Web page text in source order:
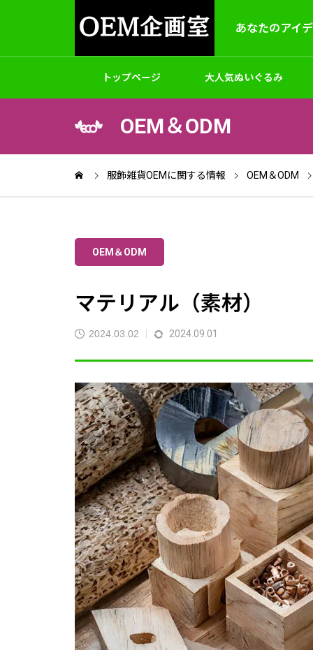
あなたのアイ
トップページ 大人気ぬいぐるみ
アクセサリー バッグ
オリジナルフルデザインTシャツ｜1
枚～制作
2025.09.05
OEM＆ODM
検品・アセンブリ
OEM＆ODM
服飾雑貨OEMに関する情報 OEM＆ODM
OEM＆ODM
マテリアル（素材）
2024.03.02 2024.09.01